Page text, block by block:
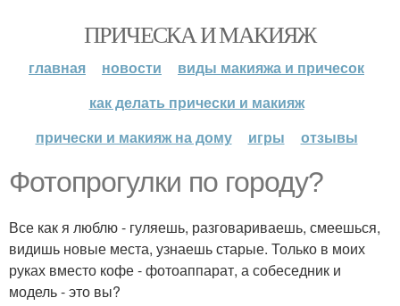
ПРИЧЕСКА И МАКИЯЖ
главная новости
виды макияжа и причесок
как делать прически и макияж
прически и макияж на дому
игры отзывы
Фотопрогулки по городу?
Все как я люблю - гуляешь, разговариваешь, смеешься,
видишь новые места, узнаешь старые. Только в моих
руках вместо кофе - фотоаппарат, а собеседник и
модель - это вы?